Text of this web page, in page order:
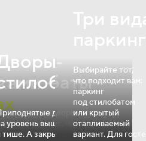
—
в кофейне
дворы
уровень выше, чище
тише. А закрытая
Выбирайте тот,
что подходит вам:
паркинг
под стилобатом
или крытый
отапливаемый
вариант. Для гостей